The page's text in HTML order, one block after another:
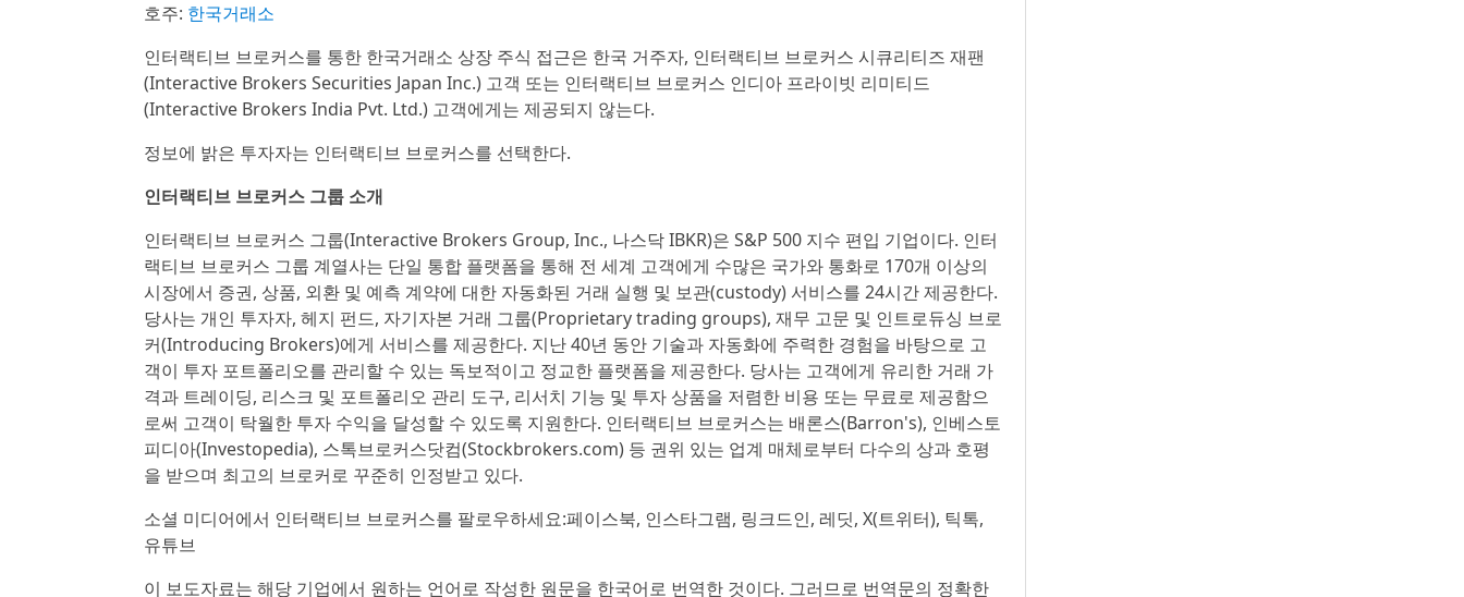
호주: 한국거래소
인터랙티브 브로커스를 통한 한국거래소 상장 주식 접근은 한국 거주자, 인터랙티브 브로커스 시큐리티즈 재팬
(Interactive Brokers Securities Japan Inc.) 고객 또는 인터랙티브 브로커스 인디아 프라이빗 리미티드
(Interactive Brokers India Pvt. Ltd.) 고객에게는 제공되지 않는다.
정보에 밝은 투자자는 인터랙티브 브로커스를 선택한다.
인터랙티브 브로커스 그룹 소개
인터랙티브 브로커스 그룹(Interactive Brokers Group, Inc., 나스닥 IBKR)은 S&P 500 지수 편입 기업이다. 인터
랙티브 브로커스 그룹 계열사는 단일 통합 플랫폼을 통해 전 세계 고객에게 수많은 국가와 통화로 170개 이상의
시장에서 증권, 상품, 외환 및 예측 계약에 대한 자동화된 거래 실행 및 보관(custody) 서비스를 24시간 제공한다.
당사는 개인 투자자, 헤지 펀드, 자기자본 거래 그룹(Proprietary trading groups), 재무 고문 및 인트로듀싱 브로
커(Introducing Brokers)에게 서비스를 제공한다. 지난 40년 동안 기술과 자동화에 주력한 경험을 바탕으로 고
객이 투자 포트폴리오를 관리할 수 있는 독보적이고 정교한 플랫폼을 제공한다. 당사는 고객에게 유리한 거래 가
격과 트레이딩, 리스크 및 포트폴리오 관리 도구, 리서치 기능 및 투자 상품을 저렴한 비용 또는 무료로 제공함으
로써 고객이 탁월한 투자 수익을 달성할 수 있도록 지원한다. 인터랙티브 브로커스는 배론스(Barron's), 인베스토
피디아(Investopedia), 스톡브로커스닷컴(Stockbrokers.com) 등 권위 있는 업계 매체로부터 다수의 상과 호평
을 받으며 최고의 브로커로 꾸준히 인정받고 있다.
소셜 미디어에서 인터랙티브 브로커스를 팔로우하세요:페이스북, 인스타그램, 링크드인, 레딧, X(트위터), 틱톡,
유튜브
이 보도자료는 해당 기업에서 원하는 언어로 작성한 원문을 한국어로 번역한 것이다. 그러므로 번역문의 정확한